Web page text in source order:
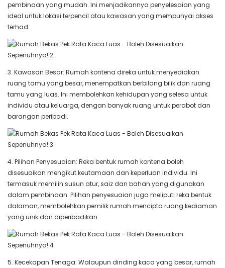
pembinaan yang mudah. Ini menjadikannya penyelesaian yang
ideal untuk lokasi terpencil atau kawasan yang mempunyai akses
terhad.
3. Kawasan Besar: Rumah kontena direka untuk menyediakan
ruang tamu yang besar, menempatkan berbilang bilik dan ruang
tamu yang luas. Ini membolehkan kehidupan yang selesa untuk
individu atau keluarga, dengan banyak ruang untuk perabot dan
barangan peribadi.
4. Pilihan Penyesuaian: Reka bentuk rumah kontena boleh
disesuaikan mengikut keutamaan dan keperluan individu. Ini
termasuk memilih susun atur, saiz dan bahan yang digunakan
dalam pembinaan. Pilihan penyesuaian juga meliputi reka bentuk
dalaman, membolehkan pemilik rumah mencipta ruang kediaman
yang unik dan diperibadikan.
5. Kecekapan Tenaga: Walaupun dinding kaca yang besar, rumah